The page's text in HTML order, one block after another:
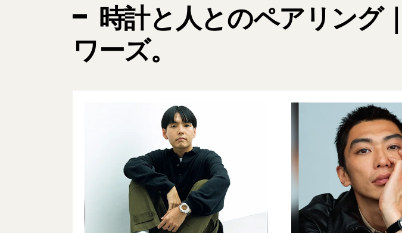
時計と人とのペアリング
ワーズ。